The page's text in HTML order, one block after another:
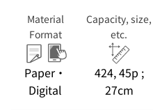
Material
Format
Paper・
Digital
Capacity, size,
etc.
424, 45p ;
27cm